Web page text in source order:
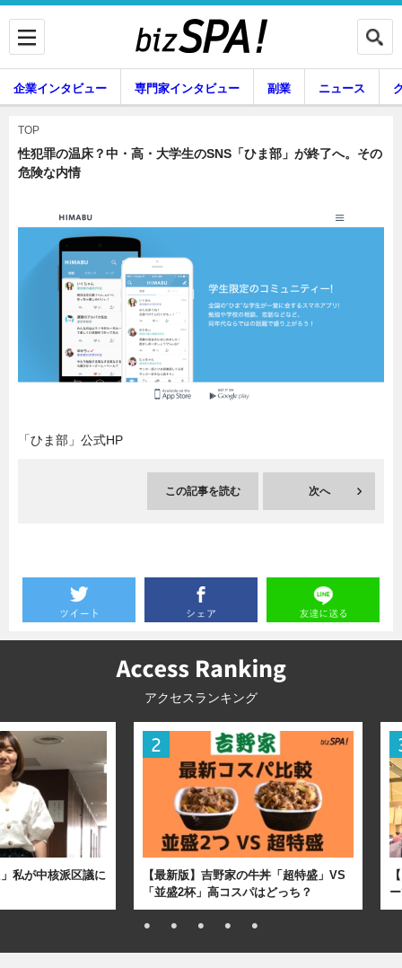
企業インタビュー 専門家インタビュー
副業 ニュース
グルメ
暮らし
連載一覧
企業インタビュー 専門家インタビュー 副業 ニュース
暮らし
TOP
性犯罪の温床？中・高・大学生のSNS「ひま部」が終了へ。その
危険な内情
「ひま部」公式HP
この記事を読む 次へ
アクセスランキング
私が中核派区議に
【最新版】吉野家の牛丼「超特盛」VS
「並盛2杯」高コスパはどっち？